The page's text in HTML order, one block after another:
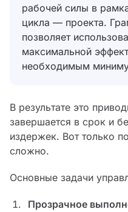
рабочей силы в
цикла — проекта.
позволяет
максимальной
необходимым
В результате это
завершается в срок и
издержек. Вот только
сложно.
Основные задачи
Прозрачное